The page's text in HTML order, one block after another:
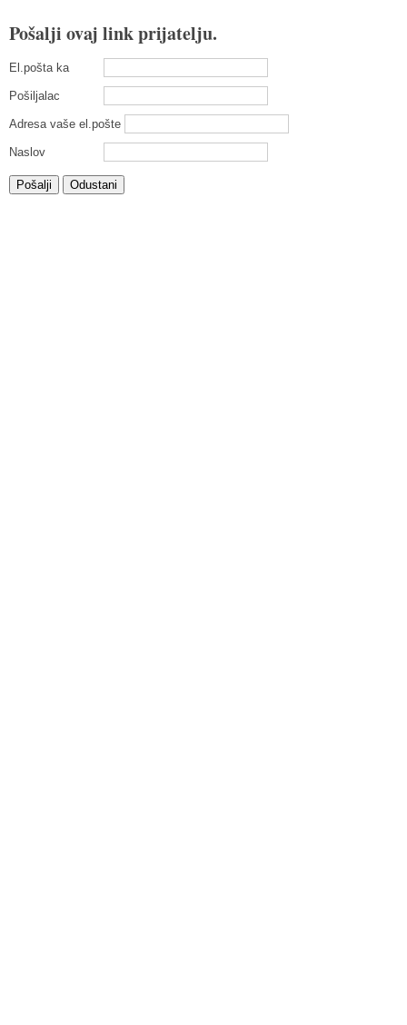
Pošalji ovaj link prijatelju.
El.pošta ka
Pošiljalac
Adresa vaše el.pošte
Naslov
Pošalji Odustani